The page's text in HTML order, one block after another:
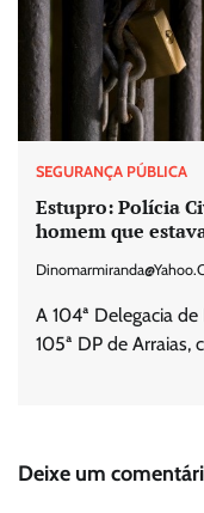
SEGURANÇA PÚBLICA
Estupro: Polícia
homem que
A 104ª Delegacia
105ª DP de Arraias,
Deixe um